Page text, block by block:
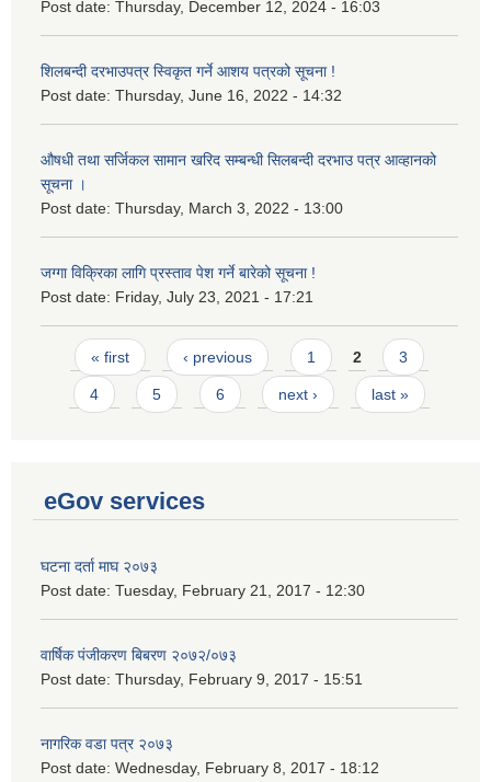
Post date: Thursday, December 12, 2024 - 16:03
शिलबन्दी दरभाउपत्र स्विकृत गर्ने आशय पत्रको सूचना !
Post date: Thursday, June 16, 2022 - 14:32
औषधी तथा सर्जिकल सामान खरिद सम्बन्धी सिलबन्दी दरभाउ पत्र आव्हानको
सूचना ।
Post date: Thursday, March 3, 2022 - 13:00
जग्गा विक्रिका लागि प्रस्ताव पेश गर्ने बारेको सूचना !
Post date: Friday, July 23, 2021 - 17:21
Pages
« first ‹ previous 1 2 3
4 5 6 next › last »
eGov services
घटना दर्ता माघ २०७३
Post date: Tuesday, February 21, 2017 - 12:30
वार्षिक पंजीकरण बिबरण २०७२/०७३
Post date: Thursday, February 9, 2017 - 15:51
नागरिक वडा पत्र २०७३
Post date: Wednesday, February 8, 2017 - 18:12